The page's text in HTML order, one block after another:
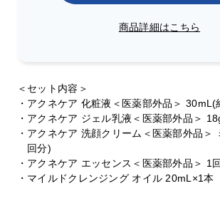
商品詳細はこちら
＜セット内容＞
・アクネケア 化粧液＜医薬部外品＞
・アクネケア ジェル乳液＜医薬部外品＞
・アクネケア 洗顔クリーム＜医薬部外品＞
回分)
・アクネケア エッセンス＜医薬部外品＞ 1
・マイルドクレンジング オイル 20mL×1本